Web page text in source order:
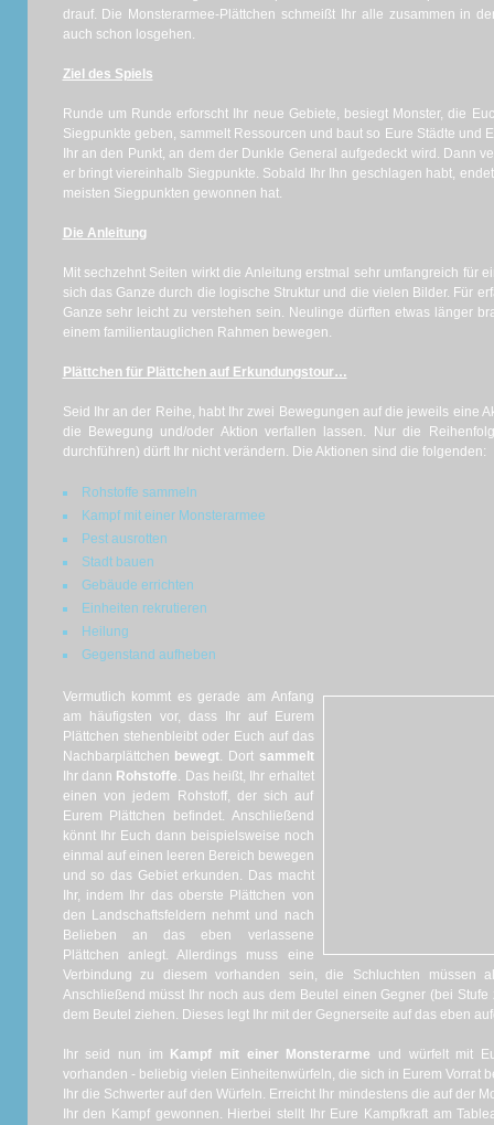
drauf. Die Monsterarmee-Plättchen schmeißt Ihr alle zusammen in
auch schon losgehen.
Ziel des Spiels
Runde um Runde erforscht Ihr neue Gebiete, besiegt Monster, die
Siegpunkte geben, sammelt Ressourcen und baut so Eure Städte und
Ihr an den Punkt, an dem der Dunkle General aufgedeckt wird. Dann
er bringt viereinhalb Siegpunkte. Sobald Ihr Ihn geschlagen habt,
meisten Siegpunkten gewonnen hat.
Die Anleitung
Mit sechzehnt Seiten wirkt die Anleitung erstmal sehr umfangreich für
sich das Ganze durch die logische Struktur und die vielen Bilder. Für
Ganze sehr leicht zu verstehen sein. Neulinge dürften etwas länger
einem familientauglichen Rahmen bewegen.
Plättchen für Plättchen auf Erkundungstour…
Seid Ihr an der Reihe, habt Ihr zwei Bewegungen auf die jeweils eine
die Bewegung und/oder Aktion verfallen lassen. Nur die
durchführen) dürft Ihr nicht verändern. Die Aktionen sind die folgenden:
Rohstoffe sammeln
Kampf mit einer Monsterarmee
Pest ausrotten
Stadt bauen
Gebäude errichten
Einheiten rekrutieren
Heilung
Gegenstand aufheben
Vermutlich kommt es gerade am Anfang
am häufigsten vor, dass Ihr auf Eurem
Plättchen stehenbleibt oder Euch auf das
Nachbarplättchen bewegt. Dort sammelt
Ihr dann Rohstoffe. Das heißt, Ihr erhaltet
einen von jedem Rohstoff, der sich auf
Eurem Plättchen befindet. Anschließend
könnt Ihr Euch dann beispielsweise noch
einmal auf einen leeren Bereich bewegen
und so das Gebiet erkunden. Das macht
Ihr, indem Ihr das oberste Plättchen von
den Landschaftsfeldern nehmt und nach
Belieben an das eben verlassene
Plättchen anlegt. Allerdings muss eine
Verbindung zu diesem vorhanden sein, die Schluchten müssen
Anschließend müsst Ihr noch aus dem Beutel einen Gegner (bei
dem Beutel ziehen. Dieses legt Ihr mit der Gegnerseite auf das eben
Ihr seid nun im Kampf mit einer Monsterarme und würfelt mit
vorhanden - beliebig vielen Einheitenwürfeln, die sich in Eurem Vorrat
Ihr die Schwerter auf den Würfeln. Erreicht Ihr mindestens die auf der
Ihr den Kampf gewonnen. Hierbei stellt Ihr Eure Kampfkraft am